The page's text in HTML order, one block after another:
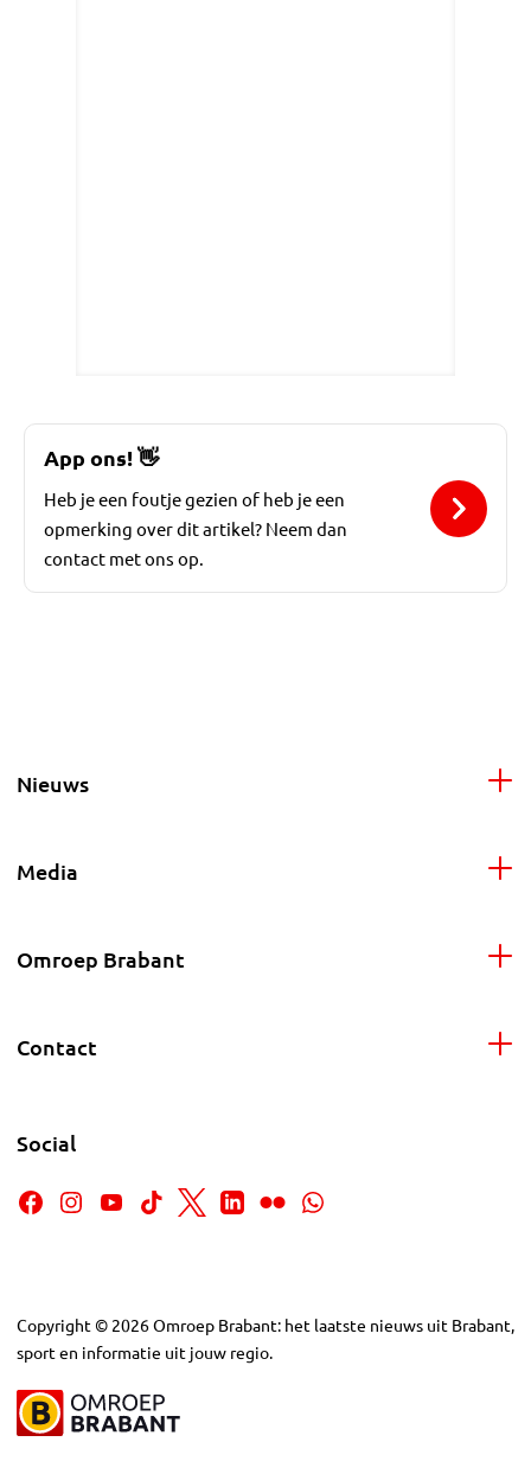
App ons!👋
Heb je een foutje gezien of heb je een
opmerking over dit artikel? Neem dan
contact met ons op.
Nieuws
Media
Omroep Brabant
Contact
Social
Copyright © 2026Omroep Brabant: het laatste nieuws uit Brabant,
sport en informatie uit jouw regio.